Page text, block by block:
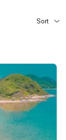
Sort